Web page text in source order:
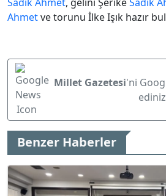
Sadık Ahmet, gelini ŞerikeSadık
Ahmetve torunu İlke Işık hazır
Millet Gazetesi'ni
Benzer Haberler